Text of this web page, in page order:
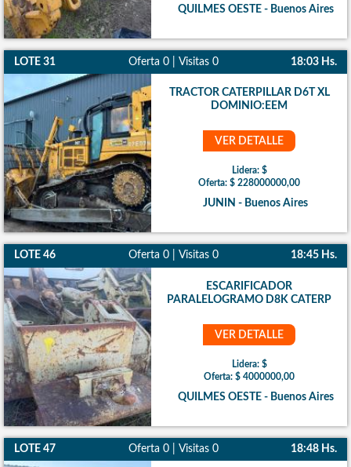
QUILMES OESTE - Buenos Aires
LOTE 31 Oferta 0 | Visitas 0 18:03 Hs.
TRACTOR CATERPILLAR D6T XL
DOMINIO:EEM
VER DETALLE
Lidera: $
Oferta: $ 228000000,00
JUNIN - Buenos Aires
LOTE 46 Oferta 0 | Visitas 0 18:45 Hs.
ESCARIFICADOR
PARALELOGRAMO D8K CATERP
VER DETALLE
Lidera: $
Oferta: $ 4000000,00
QUILMES OESTE - Buenos Aires
LOTE 47 Oferta 0 | Visitas 0 18:48 Hs.